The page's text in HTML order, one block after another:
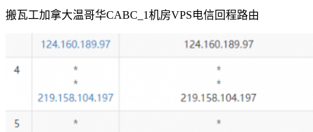
搬瓦工加拿大温哥华CABC_1机房VPS电信回程路由